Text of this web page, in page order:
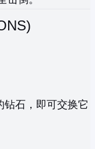
钻石，即可交换它